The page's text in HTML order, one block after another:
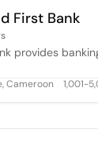
First Bank
provides
Cameroon 1,001-